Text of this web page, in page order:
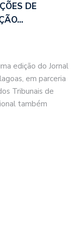
DE
edição do Jornal
em parceria
Tribunais de
também